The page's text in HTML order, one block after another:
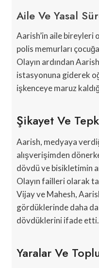
Aile Ve Yasal
Aarish’in aile bireyleri
polis memurları
Olayın ardından
istasyonuna giderek
işkenceye maruz
Şikayet Ve
Aarish, medyaya
alışverişimden
dövdü ve bisikletimin
Olayın failleri olarak
Vijay ve Mahesh,
gördüklerinde daha
dövdüklerini ifade etti.
Yaralar Ve